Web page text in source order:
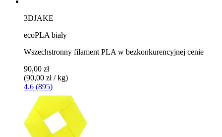
3DJAKE
ecoPLA biały
Wszechstronny filament PLA w bezkonkurencyjnej cenie
90,00 zł
(90,00 zł / kg)
4.6 (895)